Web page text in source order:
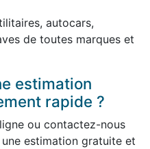
autocars,
de toutes marques et
estimation
rapide ?
ou contactez-nous
estimation gratuite et